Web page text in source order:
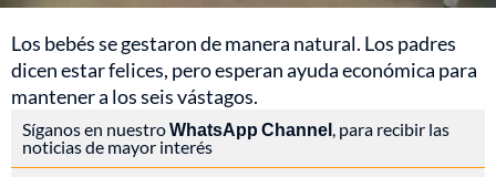
Los bebés se gestaron de manera natural. Los padres
dicen estar felices, pero esperan ayuda económica para
mantener a los seis vástagos.
Síganos en nuestroWhatsApp Channel , para recibir las
noticias de mayor interés